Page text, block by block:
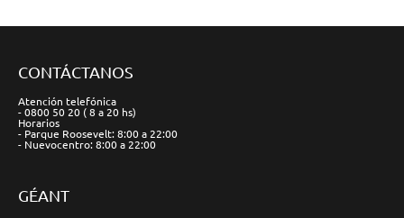
CONTÁCTANOS
Atención telefónica
- 0800 50 20 ( 8 a 20 hs)
Horarios
- Parque Roosevelt: 8:00 a 22:00
- Nuevocentro: 8:00 a 22:00
GÉANT